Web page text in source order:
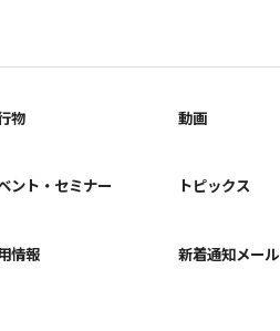
物
ント・セミナー
情報
動画
トピックス
新着通知メール